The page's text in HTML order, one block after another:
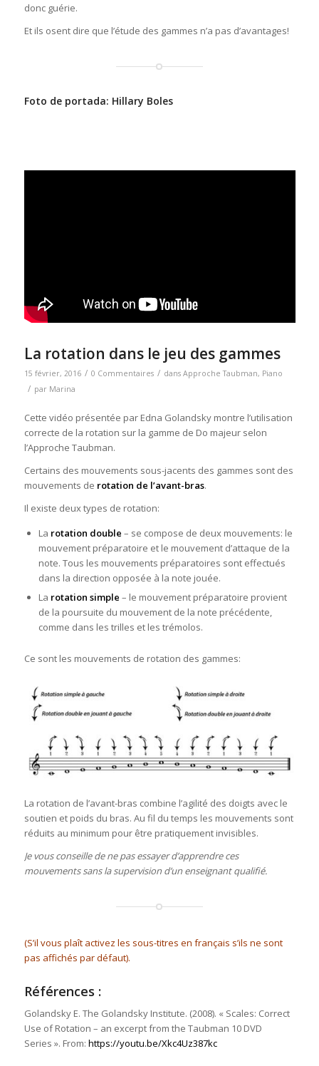
donc guérie.
Et ils osent dire que l’étude des gammes n’a pas d’avantages!
Foto de portada: Hillary Boles
La rotation dans le jeu des gammes
15 février, 2016 / 0 Commentaires / dans Approche Taubman, Piano
/ par Marina
Cette vidéo présentée par Edna Golandsky montre l’utilisation
correcte de la rotation sur la gamme de Do majeur selon
l’Approche Taubman.
Certains des mouvements sous-jacents des gammes sont des
mouvements de rotation de l’avant-bras.
Il existe deux types de rotation:
La rotation double – se compose de deux mouvements: le
mouvement préparatoire et le mouvement d’attaque de la
note. Tous les mouvements préparatoires sont effectués
dans la direction opposée à la note jouée.
La rotation simple – le mouvement préparatoire provient
de la poursuite du mouvement de la note précédente,
comme dans les trilles et les trémolos.
Ce sont les mouvements de rotation des gammes:
La rotation de l’avant-bras combine l’agilité des doigts avec le
soutien et poids du bras. Au fil du temps les mouvements sont
réduits au minimum pour être pratiquement invisibles.
Je vous conseille de ne pas essayer d’apprendre ces
mouvements sans la supervision d’un enseignant qualifié.
(S’il vous plaît activez les sous-titres en français s’ils ne sont
pas affichés par défaut).
Références :
Golandsky E. The Golandsky Institute. (2008). « Scales: Correct
Use of Rotation – an excerpt from the Taubman 10 DVD
Series ». From: https://youtu.be/Xkc4Uz387kc